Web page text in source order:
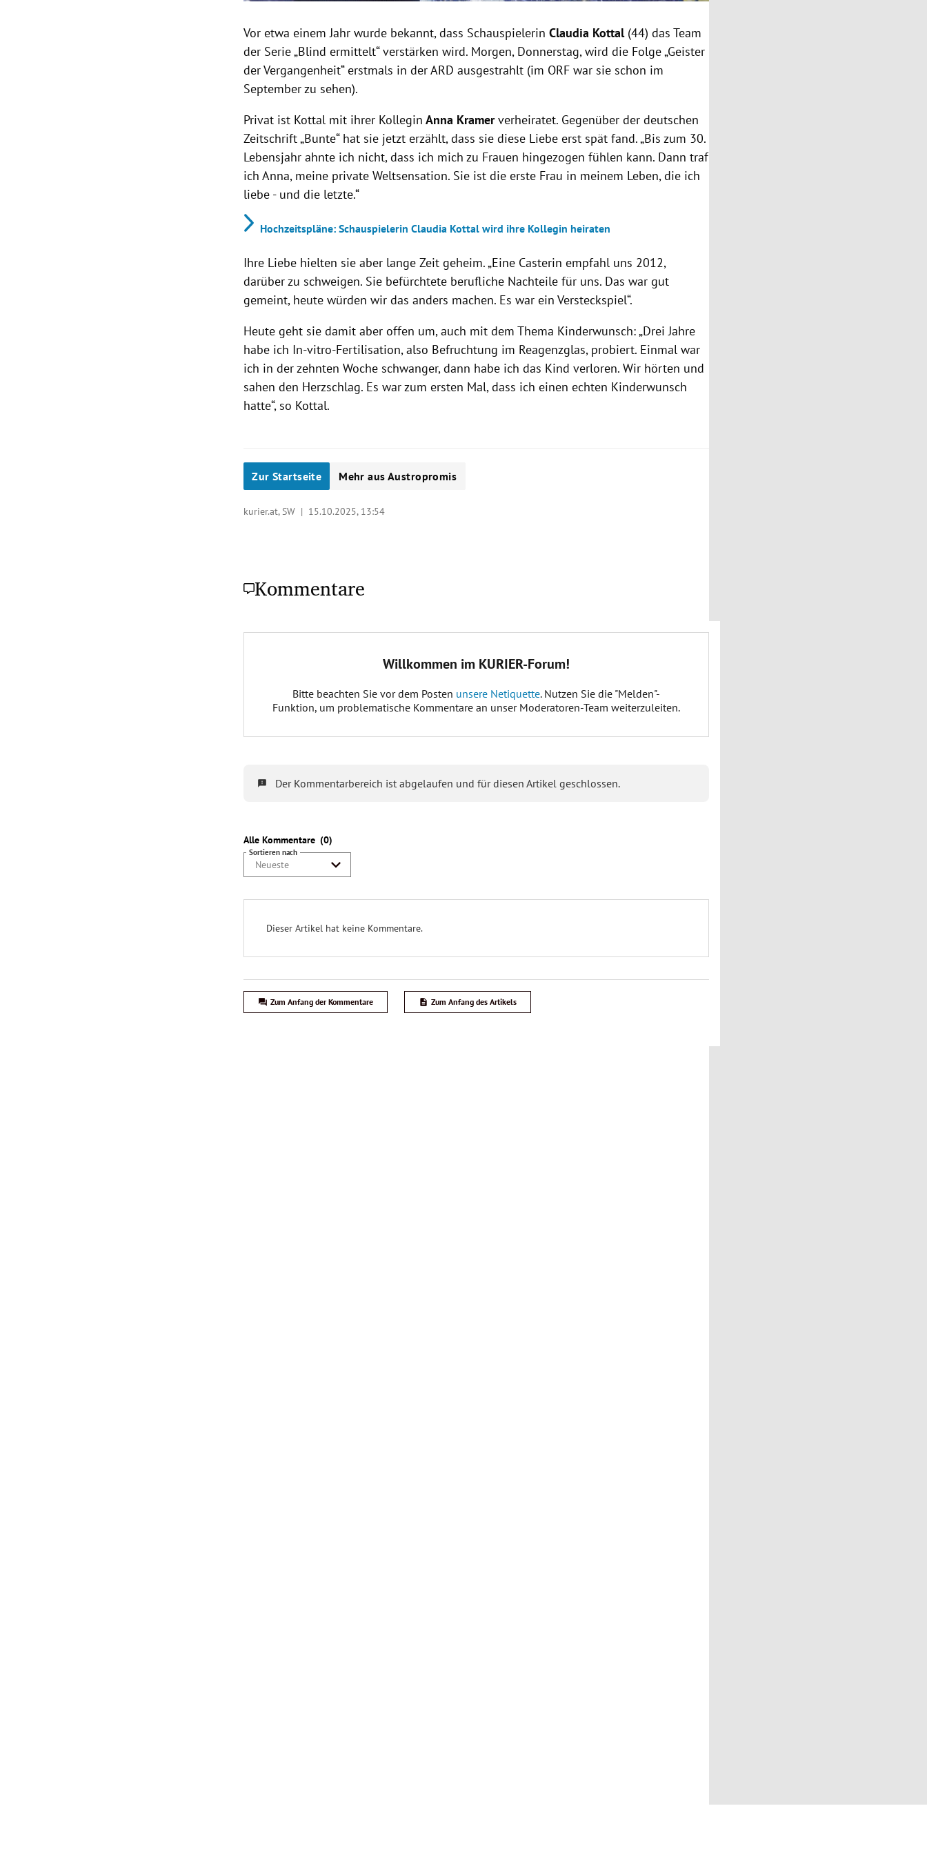
Vor etwa einem Jahr wurde bekannt, dass SchauspielerinClaudia Kottal(44) das Team
der Serie „Blind ermittelt“ verstärken wird. Morgen, Donnerstag, wird die Folge „Geister
der Vergangenheit“ erstmals in der ARD ausgestrahlt (im ORF war sie schon im
September zu sehen).
Privat ist Kottal mit ihrer Kollegin Anna Kramerverheiratet. Gegenüber der deutschen
Zeitschrift „Bunte“ hat sie jetzt erzählt, dass sie diese Liebe erst spät fand. „Bis zum 30.
Lebensjahr ahnte ich nicht, dass ich mich zu Frauen hingezogen fühlen kann. Dann traf
ich Anna, meine private Weltsensation. Sie ist die erste Frau in meinem Leben, die ich
liebe - und die letzte.“
Hochzeitspläne: Schauspielerin Claudia Kottal wird ihre Kollegin heiraten
Ihre Liebe hielten sie aber lange Zeit geheim.„Eine Casterin empfahl uns 2012,
darüber zu schweigen. Sie befürchtete berufliche Nachteile für uns. Das war gut
gemeint, heute würden wir das anders machen. Es war ein Versteckspiel“.
Heute geht sie damit aber offen um, auch mit dem Thema Kinderwunsch: „Drei Jahre
habe ich In-vitro-Fertilisation, also Befruchtung im Reagenzglas, probiert. Einmal war
ich in der zehnten Woche schwanger, dann habe ich das Kind verloren. Wir hörten und
sahen den Herzschlag. Es war zum ersten Mal, dass ich einen echten Kinderwunsch
hatte“, so Kottal.
Zur Startseite Mehr aus Austropromis
kurier.at, SW | 15.10.2025, 13:54
Kommentare